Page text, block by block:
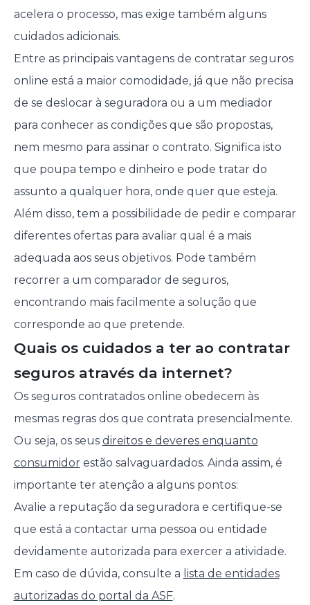
acelera o processo, mas exige também alguns
cuidados adicionais.
Entre as principais vantagens de contratar seguros
online está a maior comodidade, já que não precisa
de se deslocar à seguradora ou a um mediador
para conhecer as condições que são propostas,
nem mesmo para assinar o contrato. Significa isto
que poupa tempo e dinheiro e pode tratar do
assunto a qualquer hora, onde quer que esteja.
Além disso, tem a possibilidade de pedir e comparar
diferentes ofertas para avaliar qual é a mais
adequada aos seus objetivos. Pode também
recorrer a um comparador de seguros,
encontrando mais facilmente a solução que
corresponde ao que pretende.
Quais os cuidados a ter ao contratar
seguros através da internet?
Os seguros contratados online obedecem às
mesmas regras dos que contrata presencialmente.
Ou seja, os seus direitos e deveres enquanto
consumidorestão salvaguardados. Ainda assim, é
importante ter atenção a alguns pontos:
Avalie a reputação da seguradora e certifique-se
que está a contactar uma pessoa ou entidade
devidamente autorizada para exercer a atividade.
Em caso de dúvida, consulte a lista de entidades
autorizadas do portal da ASF.